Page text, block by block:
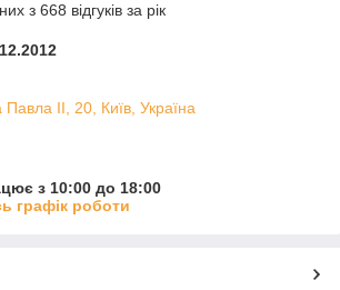
з 668 відгуків за рік
ІІ, 20, Київ, Україна
з 10:00 до 18:00
графік роботи